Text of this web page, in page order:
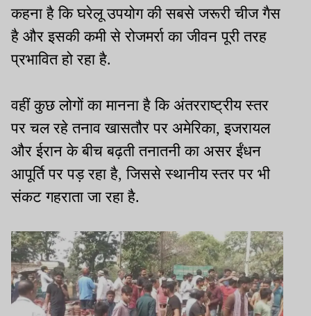
कहना है कि घरेलू उपयोग की सबसे जरूरी चीज गैस
है और इसकी कमी से रोजमर्रा का जीवन पूरी तरह
प्रभावित हो रहा है.
वहीं कुछ लोगों का मानना है कि अंतरराष्ट्रीय स्तर
पर चल रहे तनाव खासतौर पर अमेरिका, इजरायल
और ईरान के बीच बढ़ती तनातनी का असर ईंधन
आपूर्ति पर पड़ रहा है, जिससे स्थानीय स्तर पर भी
संकट गहराता जा रहा है.